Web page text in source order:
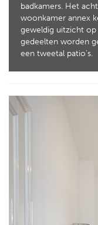
badkamers. Het
woonkamer annex
geweldig uitzicht op
gedeelten worden
een tweetal patio's.